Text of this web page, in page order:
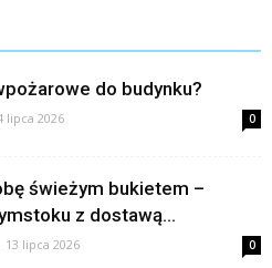
do budynku?
lipca 2026 0
świeżym bukietem –
z dostawą...
13 lipca 2026 0